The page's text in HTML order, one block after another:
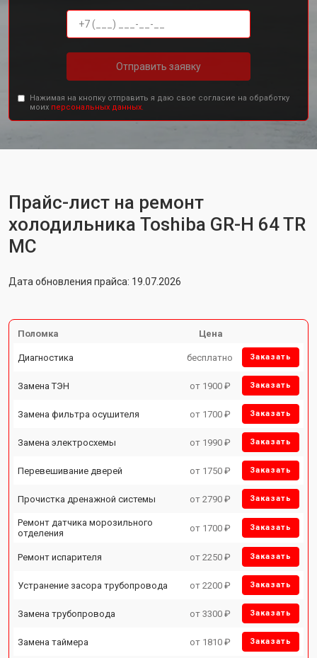
Отправить заявку
Нажимая на кнопку отправить я даю свое согласие на обработку
моих персональных данных.
Прайс-лист на ремонт
холодильника Toshiba GR-H 64 TR
MC
Дата обновления прайса: 19.07.2026
Поломка Цена
Диагностика бесплатно Заказать
Замена ТЭН от 1900 ₽ Заказать
Замена фильтра осушителя от 1700 ₽ Заказать
Замена электросхемы от 1990 ₽ Заказать
Перевешивание дверей от 1750 ₽ Заказать
Прочистка дренажной системы от 2790 ₽ Заказать
Ремонт датчика морозильного
отделения
от 1700 ₽ Заказать
Ремонт испарителя от 2250 ₽ Заказать
Устранение засора трубопровода от 2200 ₽ Заказать
Замена трубопровода от 3300 ₽ Заказать
Замена таймера от 1810 ₽ Заказать